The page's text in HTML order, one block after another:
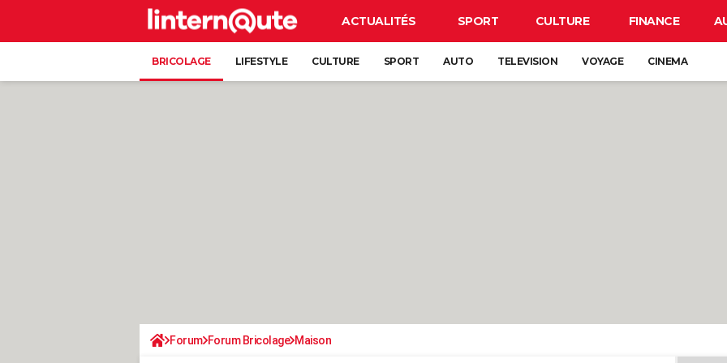
ACTUALITÉS SPORT CULTURE FINANCE
BRICOLAGE LIFESTYLE CULTURE SPORT AUTO TELEVISION VOYAGE CINEMA
Forum Forum Bricolage Maison